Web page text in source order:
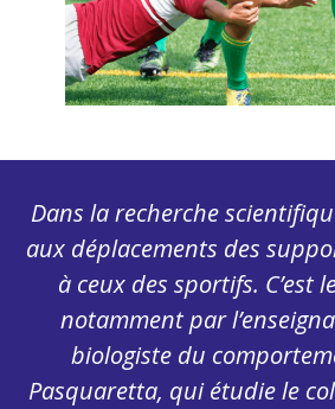
Dans la recherche
aux déplacements des
à ceux des sportifs. C’est
notamment par
biologiste du
Pasquaretta, qui étudie le